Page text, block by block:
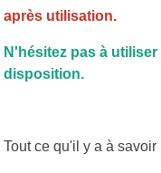
après utilisation.
N'hésitez pas à
disposition.
Tout ce qu'il y a à